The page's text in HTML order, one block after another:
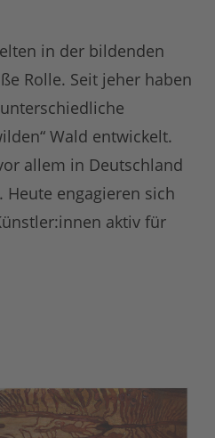
in der bildenden
Rolle. Seit jeher haben
Wald entwickelt.
allem in Deutschland
Heute engagieren sich
aktiv für